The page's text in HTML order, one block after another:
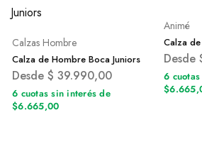
Calzas Hombre
Calza de Hombre Boca Juniors
Desde $ 39.990,00
6 cuotas sin interés de
$6.665,00
Animé
Calza
Desde
6